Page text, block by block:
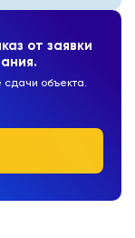
от заявки
объекта.